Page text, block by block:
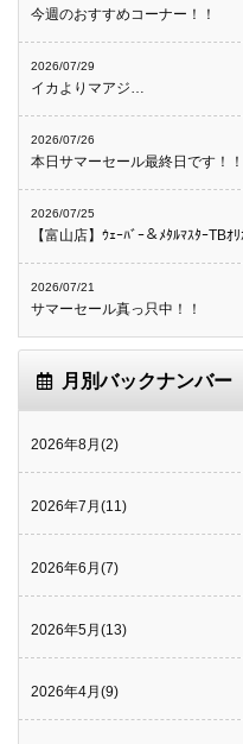
今週のおすすめコーナー！！
2026/07/29
イカよりマアジ…
2026/07/26
本日サマーセール最終日です！！
2026/07/25
【富山店】ｳｪｰﾊﾞｰ＆ﾒﾀﾙﾏｽﾀｰTBｵﾘ
2026/07/21
サマーセール真っ只中！！
月別バックナンバー
2026年8月(2)
2026年7月(11)
2026年6月(7)
2026年5月(13)
2026年4月(9)